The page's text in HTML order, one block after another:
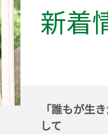
新着
「誰もが生
して